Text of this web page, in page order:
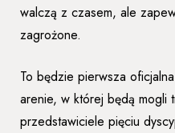
walczą z czasem, ale
zagrożone.
To będzie pierwsza
arenie, w której będą mogli
przedstawiciele pięciu